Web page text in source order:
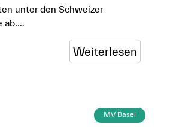
unter den Schweizer
Weiterlesen
MV Basel